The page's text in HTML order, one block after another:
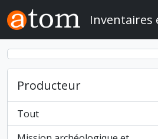
Skip to main content
Inventaires
Producteur
Tout